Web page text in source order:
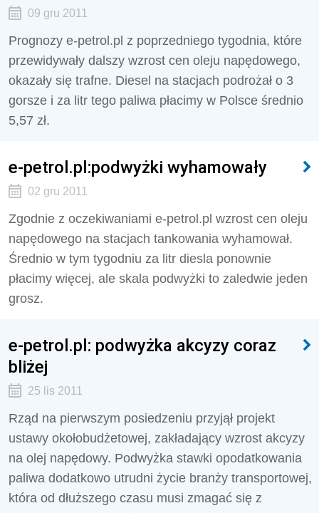
09 gru 2011
Prognozy e-petrol.pl z poprzedniego tygodnia, które
przewidywały dalszy wzrost cen oleju napędowego,
okazały się trafne. Diesel na stacjach podrożał o 3
gorsze i za litr tego paliwa płacimy w Polsce średnio
5,57 zł.
e-petrol.pl:podwyżki wyhamowały
02 gru 2011
Zgodnie z oczekiwaniami e-petrol.pl wzrost cen oleju
napędowego na stacjach tankowania wyhamował.
Średnio w tym tygodniu za litr diesla ponownie
płacimy więcej, ale skala podwyżki to zaledwie jeden
grosz.
e-petrol.pl: podwyżka akcyzy coraz
bliżej
25 lis 2011
Rząd na pierwszym posiedzeniu przyjął projekt
ustawy okołobudżetowej, zakładający wzrost akcyzy
na olej napędowy. Podwyżka stawki opodatkowania
paliwa dodatkowo utrudni życie branży transportowej,
która od dłuższego czasu musi zmagać się z